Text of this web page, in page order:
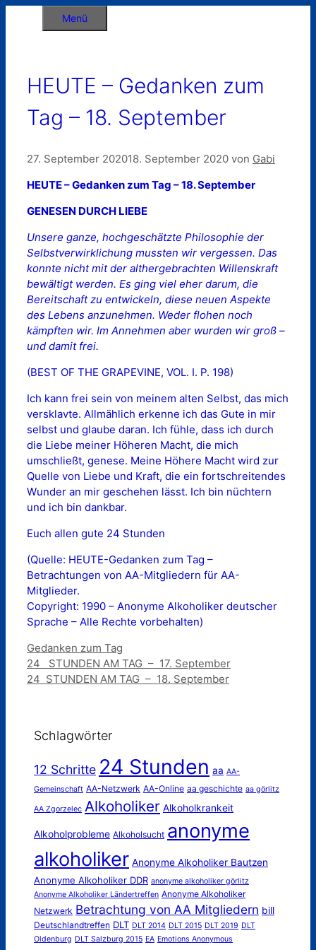
Menü
HEUTE – Gedanken zum
Tag – 18. September
27. September 202018. September 2020 von Gabi
HEUTE – Gedanken zum Tag – 18. September
GENESEN DURCH LIEBE
Unsere ganze, hochgeschätzte Philosophie der
Selbstverwirklichung mussten wir vergessen. Das
konnte nicht mit der althergebrachten Willenskraft
bewältigt werden. Es ging viel eher darum, die
Bereitschaft zu entwickeln, diese neuen Aspekte
des Lebens anzunehmen. Weder flohen noch
kämpften wir. Im Annehmen aber wurden wir groß –
und damit frei.
(BEST OF THE GRAPEVINE, VOL. I. P. 198)
Ich kann frei sein von meinem alten Selbst, das mich
versklavte. Allmählich erkenne ich das Gute in mir
selbst und glaube daran. Ich fühle, dass ich durch
die Liebe meiner Höheren Macht, die mich
umschließt, genese. Meine Höhere Macht wird zur
Quelle von Liebe und Kraft, die ein fortschreitendes
Wunder an mir geschehen lässt. Ich bin nüchtern 
und ich bin dankbar.
Euch allen gute 24 Stunden
(Quelle: HEUTE-Gedanken zum Tag –
Betrachtungen von AA-Mitgliedern für AA-
Mitglieder.
Copyright: 1990 – Anonyme Alkoholiker deutscher
Sprache – Alle Rechte vorbehalten)
Kategorien
Gedanken zum Tag
24 STUNDEN AM TAG – 17. September
24 STUNDEN AM TAG – 18. September
Schlagwörter
12 Schritte 24 Stunden aa AA-
Gemeinschaft AA-Netzwerk AA-Online aa geschichte aa görlitz
AA Zgorzelec Alkoholiker Alkoholkrankeit
Alkoholprobleme Alkoholsucht anonyme
alkoholiker Anonyme Alkoholiker Bautzen
Anonyme Alkoholiker DDR anonyme alkoholiker görlitz
Anonyme Alkoholiker Ländertreffen Anonyme Alkoholiker
Netzwerk Betrachtung von AA Mitgliedern bill
Deutschlandtreffen DLT DLT 2014 DLT 2015 DLT 2019 DLT
Oldenburg DLT Salzburg 2015 EA Emotions Anonymous